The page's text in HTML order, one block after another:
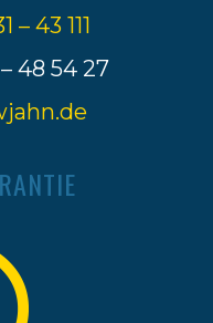
– 43 111
– 48 54 27